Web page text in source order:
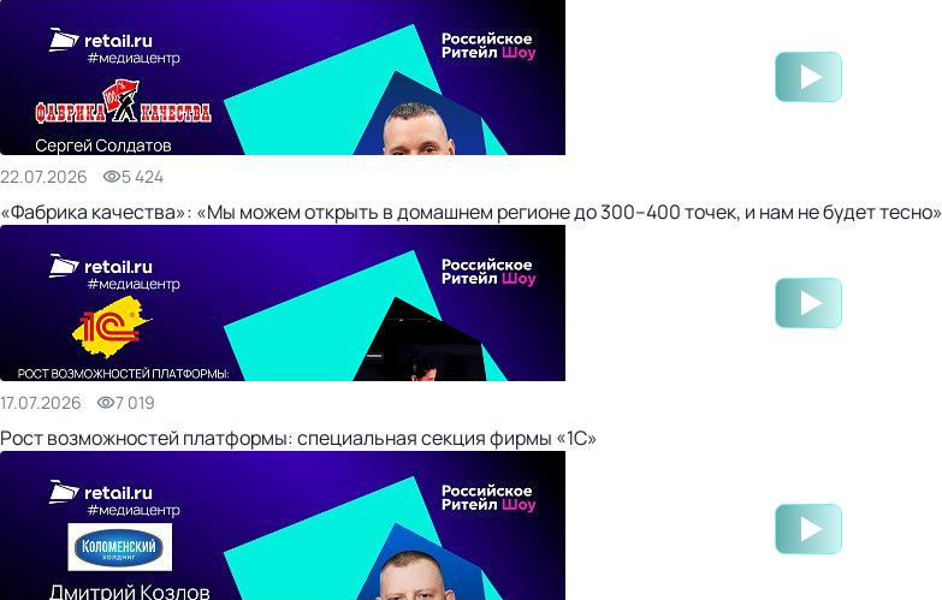
22.07.2026 5 424
«Фабрика качества»: «Мы можем открыть в домашнем регионе до 300–400 точек, и нам не будет тесно»
17.07.2026 7 019
Рост возможностей платформы: специальная секция фирмы «1С»